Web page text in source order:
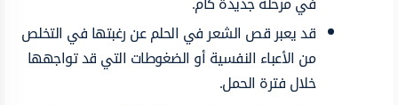
قد يعبر قص الشعر في الحلم عن رغبتها في التخلص
من الأعباء النفسية أو الضغوطات التي قد تواجهها
خلال فترة الحمل.